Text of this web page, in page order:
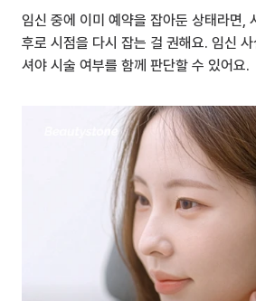
임신 중에 이미 예약을 잡아둔 상태라면,
후로 시점을 다시 잡는 걸 권해요. 임신
셔야 시술 여부를 함께 판단할 수 있어요.